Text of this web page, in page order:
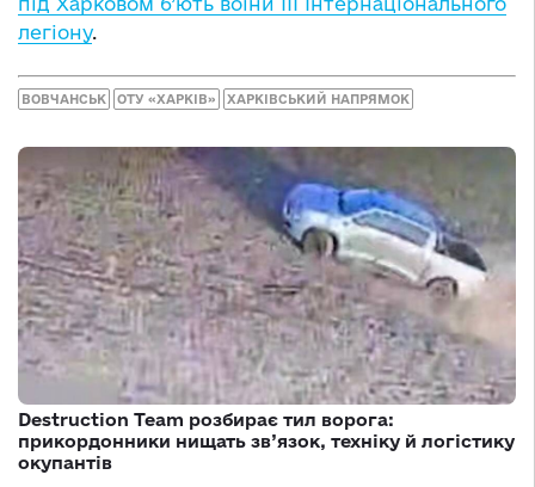
легіону.
ВОВЧАНСЬК ОТУ «ХАРКІВ» ХАРКІВСЬКИЙ НАПРЯМОК
Destruction Team розбирає тил ворога:
прикордонники нищать зв’язок, техніку й логістику
окупантів